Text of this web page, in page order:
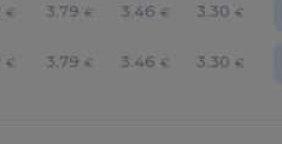
€ 3.79 € 3.46 € 3.30 €
€ 3.79 € 3.46 € 3.30 €